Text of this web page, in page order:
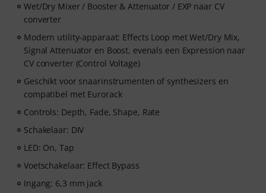
Wet/Dry Mixer / Booster & Attenuator / EXP naar CV
converter
Modern utility-apparaat: Effects Loop met Wet/Dry Mix,
Signal Attenuator en Boost, evenals een Expression naar
CV converter (Control Voltage)
Geschikt voor snaarinstrumenten of synthesizers en
compatibel met Eurorack
Controls: Depth, Fade, Shape, Rate
Schakelaar: DIV
LED: On, Tap
Voetschakelaar: Effect Bypass
Ingang: 6,3 mm jack